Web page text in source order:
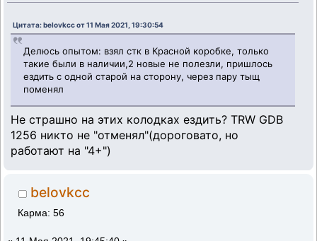
Цитата: belovkcc от 11 Мая 2021, 19:30:54
Делюсь опытом: взял стк в Красной коробке, только
такие были в наличии,2 новые не полезли, пришлось
ездить с одной старой на сторону, через пару тыщ
поменял
Не страшно на этих колодках ездить? TRW GDB
1256 никто не "отменял"(дороговато, но
работают на "4+")
belovkcc
Карма: 56